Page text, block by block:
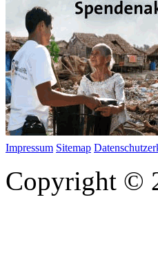
Impressum Sitemap
Copyright ©